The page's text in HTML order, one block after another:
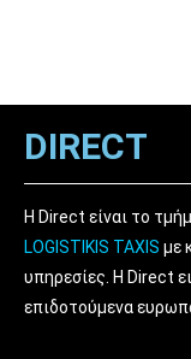
DIRECT
Η Direct είναι το
LOGISTIKIS TAXIS με
υπηρεσίες. Η Direct
επιδοτούμενα